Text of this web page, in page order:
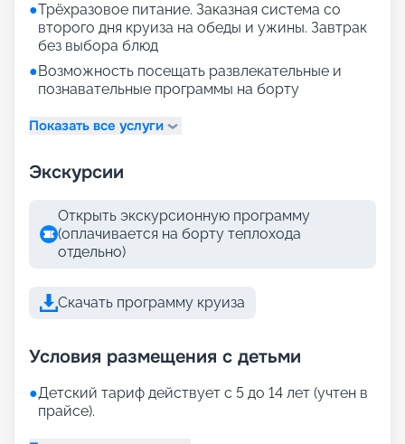
●Трёхразовое питание. Заказная система со
второго дня круиза на обеды и ужины. Завтрак
без выбора блюд
●Возможность посещать развлекательные и
познавательные программы на борту
Показать все услуги
Экскурсии
Открыть экскурсионную программу
(оплачивается на борту теплохода
отдельно)
Скачать программу круиза
Условия размещения с детьми
●Детский тариф действует с 5 до 14 лет (учтен в
прайсе).